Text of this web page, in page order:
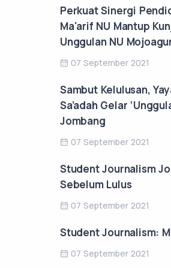
Perkuat Sinergi
Ma'arif NU Mantup
Unggulan NU
07 September 2021
Sambut Kelulusan,
Sa’adah Gelar
Jombang
07 September 2021
Student Journalism
Sebelum Lulus
07 September 2021
Student Journalism:
07 September 2021